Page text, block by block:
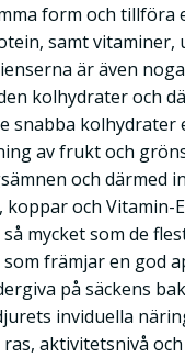
form och tillföra
samt vitaminer,
är även
kolhydrater och
snabba kolhydrater
av frukt och
och därmed
och Vitamin-
mycket som de
främjar en god
på säckens
inviduella
aktivitetsnivå